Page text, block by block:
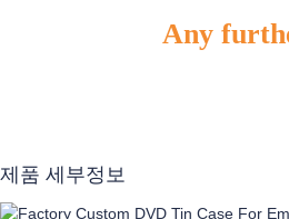
Any
제품 세부정보